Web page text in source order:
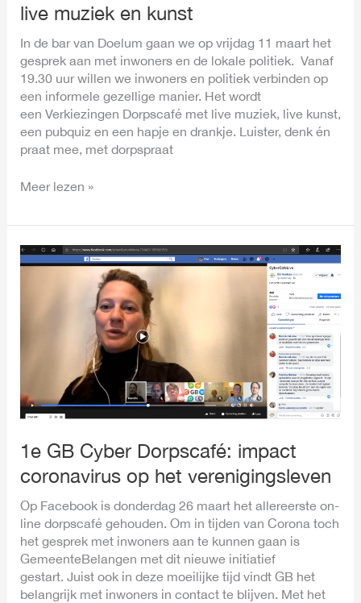
live muziek en kunst
In de bar van Doelum gaan we op vrijdag 11 maart het
gesprek aan met inwoners en de lokale politiek. Vanaf
19.30 uur willen we inwoners en politiek verbinden op
een informele gezellige manier. Het wordt
een Verkiezingen Dorpscafé met live muziek, live kunst,
een pubquiz en een hapje en drankje. Luister, denk én
praat mee, met dorpspraat
Meer lezen »
1e GB Cyber Dorpscafé: impact
coronavirus op het verenigingsleven
Op Facebook is donderdag 26 maart het allereerste on-
line dorpscafé gehouden. Om in tijden van Corona toch
het gesprek met inwoners aan te kunnen gaan is
GemeenteBelangen met dit nieuwe initiatief
gestart. Juist ook in deze moeilijke tijd vindt GB het
belangrijk met inwoners in contact te blijven. Met het
1e
GB
verenigingsleven